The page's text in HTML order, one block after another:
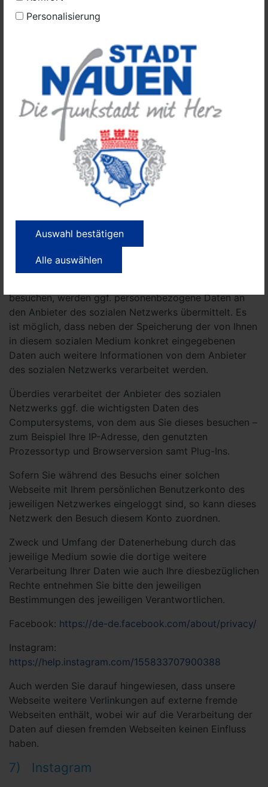
Personalisierung
Auswahl bestätigen
Alle auswählen
Rahmen der Inanspruchnahme von Diensten Dritter
Dritte geschieht, erfolgt dies nur, wenn es zur
Erfüllung unserer (vor)vertraglichen Pflichten, auf
Grundlage Ihrer Einwilligung, aufgrund einer
rechtlichen Verpflichtung oder auf Grundlage unserer
berechtigten Interessen geschieht. Vorbehaltlich
gesetzlicher oder vertraglicher Erlaubnisse,
verarbeiten oder lassen wir die Daten in einem
Drittland nur beim Vorliegen der besonderen
Voraussetzungen der Art. 44 ff. DSGVO verarbeiten.
6) Soziale Netzwerke & Externe Links
Wir unterhalten neben dieser Webseite auch Präsenzen
in unterschiedlichen sozialen Medien, welche Sie über
besuchen, werden ggf. personenbezogene Daten an
den Anbieter des sozialen Netzwerks übermittelt. Es
ist möglich, dass neben der Speicherung der von Ihnen
in diesem sozialen Medium konkret eingegebenen
Daten auch weitere Informationen von dem Anbieter
des sozialen Netzwerks verarbeitet werden.
Überdies verarbeitet der Anbieter des sozialen
Netzwerks ggf. die wichtigsten Daten des
Computersystems, von dem aus Sie dieses besuchen –
zum Beispiel Ihre IP-Adresse, den genutzten
Prozessortyp und Browserversion samt Plug-Ins.
Sofern Sie während des Besuchs einer solchen
Webseite mit Ihrem persönlichen Benutzerkonto des
jeweiligen Netzwerkes eingeloggt sind, so kann dieses
Netzwerk den Besuch diesem Konto zuordnen.
Zweck und Umfang der Datenerhebung durch das
jeweilige Medium sowie die dortige weitere
Verarbeitung Ihrer Daten wie auch Ihre diesbezüglichen
Rechte entnehmen Sie bitte den jeweiligen
Bestimmungen des jeweiligen Verantwortlichen.
Facebook: https://de-de.facebook.com/about/privacy/
Instagram:
https://help.instagram.com/155833707900388
Auch werden Sie darauf hingewiesen, dass unsere
Webseite weitere Verlinkungen auf externe fremde
Webseiten enthält, wobei wir auf die Verarbeitung der
Daten auf diesen fremden Webseiten keinen Einfluss
haben.
7) Instagram